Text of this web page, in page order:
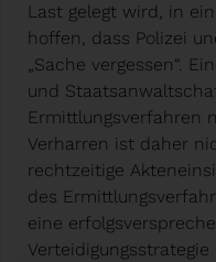
Last gelegt wird, in
hoffen, dass Polizei
„Sache vergessen“.
und
Ermittlungsverfahren
Verharren ist daher
rechtzeitige
des
eine